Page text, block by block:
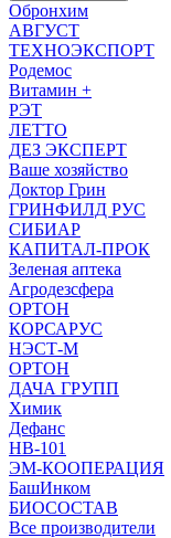
Обронхим
АВГУСТ
ТЕХНОЭКСПОРТ
Родемос
Витамин +
РЭТ
ЛЕТТО
ДЕЗ ЭКСПЕРТ
Ваше хозяйство
Доктор Грин
ГРИНФИЛД РУС
СИБИАР
КАПИТАЛ-ПРОК
Зеленая аптека
Агродезсфера
ОРТОН
КОРСАРУС
НЭСТ-М
ОРТОН
ДАЧА ГРУПП
Химик
Дефанс
HB-101
ЭМ-КООПЕРАЦИЯ
БашИнком
БИОСОСТАВ
Все производители